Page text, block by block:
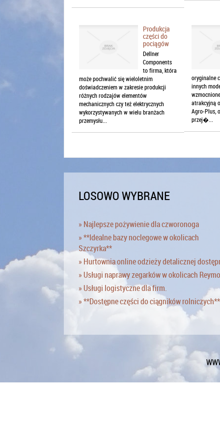
Produkcja
części do
pociągów
Dellner
Components
to firma, która
może pochwalić się wieloletnim
doświadczeniem w zakresie produkcji
różnych rodzajów elementów
mechanicznych czy też elektrycznych
wykorzystywanych w wielu branżach
przemysłu...
oryginalne
innych
atrakcyjną
Agro-Plus,
przej�...
LOSOWO WYBRANE
» Najlepsze pożywienie dla czworonoga
» **Idealne bazy noclegowe w okolicach
Szczyrka**
» Hurtownia online odzieży detalicznej
» Usługi naprawy zegarków w okolicach
» Usługi logistyczne dla firm.
» **Dostępne części do ciągników rolniczych**